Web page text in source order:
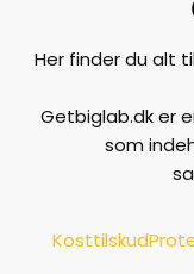
Her finder du alt
Getbiglab.dk er
som
Kosttilskud